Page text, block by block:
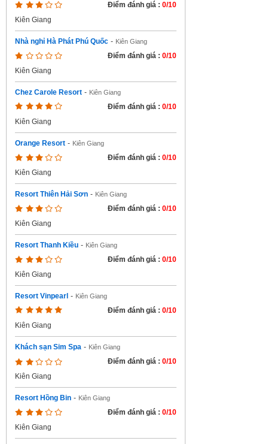
Điểm đánh giá : 0/10
Kiên Giang
Nhà nghỉ Hà Phát Phú Quốc - Kiên Giang
Điểm đánh giá : 0/10
Kiên Giang
Chez Carole Resort - Kiên Giang
Điểm đánh giá : 0/10
Kiên Giang
Orange Resort - Kiên Giang
Điểm đánh giá : 0/10
Kiên Giang
Resort Thiên Hải Sơn - Kiên Giang
Điểm đánh giá : 0/10
Kiên Giang
Resort Thanh Kiều - Kiên Giang
Điểm đánh giá : 0/10
Kiên Giang
Resort Vinpearl - Kiên Giang
Điểm đánh giá : 0/10
Kiên Giang
Khách sạn Sim Spa - Kiên Giang
Điểm đánh giá : 0/10
Kiên Giang
Resort Hồng Bin - Kiên Giang
Điểm đánh giá : 0/10
Kiên Giang